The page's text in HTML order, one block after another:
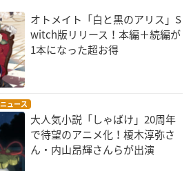
オトメイト「白と黒のアリス」S
witch版リリース！本編＋続編が
1本になった超お得
ニュース
大人気小説「しゃばけ」20周年
で待望のアニメ化！榎木淳弥さ
ん・内山昂輝さんらが出演